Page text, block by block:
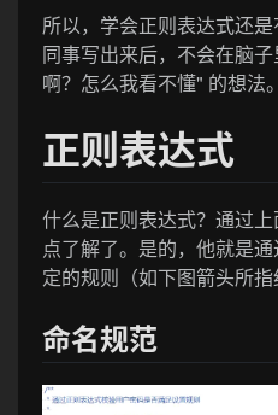
所以，学会正则表达式还
同事写出来后，不会在脑
啊？怎么我看不懂" 的想法。
正则表达式
什么是正则表达式？通过
点了解了。是的，他就是
定的规则（如下图箭头所指
命名规范